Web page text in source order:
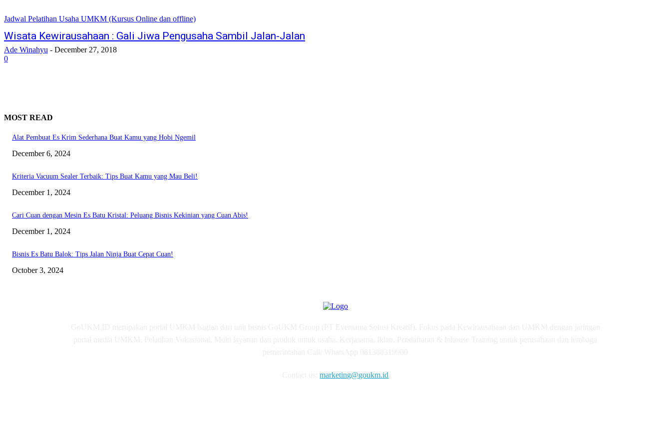
Jadwal Pelatihan Usaha UMKM (Kursus Online dan offline)
Wisata Kewirausahaan : Gali Jiwa Pengusaha Sambil Jalan-Jalan
Ade Winahyu - December 27, 2018
0
MOST READ
Alat Pembuat Es Krim Sederhana Buat Kamu yang Hobi Ngemil
December 6, 2024
Kriteria Vacuum Sealer Terbaik: Tips Buat Kamu yang Mau Beli!
December 1, 2024
Cari Cuan dengan Mesin Es Batu Kristal: Peluang Bisnis Kekinian yang Cuan Abis!
December 1, 2024
Bisnis Es Batu Balok: Tips Jalan Ninja Buat Cepat Cuan!
October 3, 2024
Contact us:marketing@goukm.id